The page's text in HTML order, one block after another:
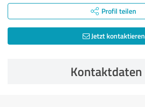
Profil teilen
Jetzt kontaktieren
Kontaktdaten